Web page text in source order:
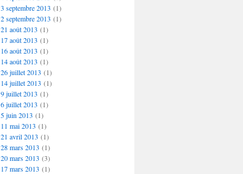
3 septembre 2013 (1)
2 septembre 2013 (1)
21 août 2013 (1)
17 août 2013 (1)
16 août 2013 (1)
14 août 2013 (1)
26 juillet 2013 (1)
14 juillet 2013 (1)
9 juillet 2013 (1)
6 juillet 2013 (1)
5 juin 2013 (1)
11 mai 2013 (1)
21 avril 2013 (1)
28 mars 2013 (1)
20 mars 2013 (3)
17 mars 2013 (1)